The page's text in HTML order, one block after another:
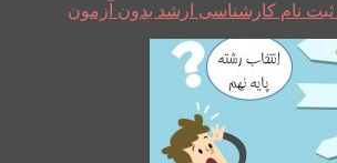
نام کارشناسی ارشد بدون آزمون